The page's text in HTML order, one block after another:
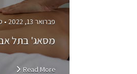
פברואר 13, 2022 •
מסאג' בתל
Read More